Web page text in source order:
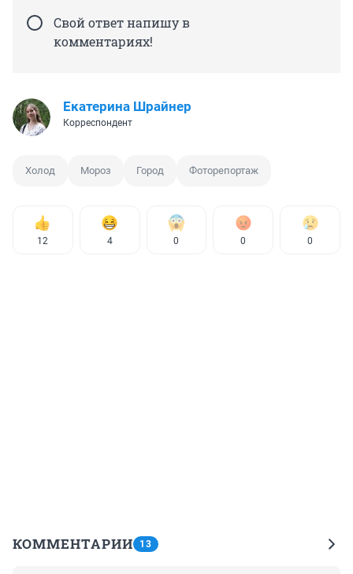
Свой ответ напишу в
комментариях!
Екатерина Шрайнер
Корреспондент
Холод Мороз Город Фоторепортаж
12 4 0 0 0
КОММЕНТАРИИ 13